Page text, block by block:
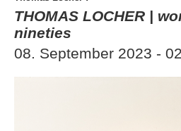
THOMAS LOCHER |
nineties
08. September 2023 -